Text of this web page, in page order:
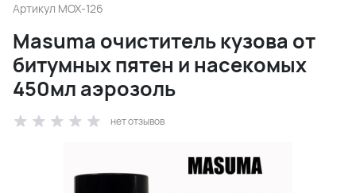
Артикул MOX-126
Masuma очиститель кузова от
битумных пятен и насекомых
450мл аэрозоль
нет отзывов